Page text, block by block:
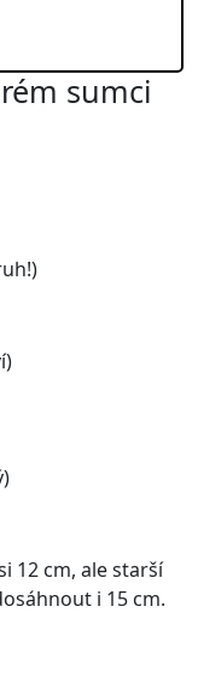
sumci
12 cm, ale starší
i 15 cm.